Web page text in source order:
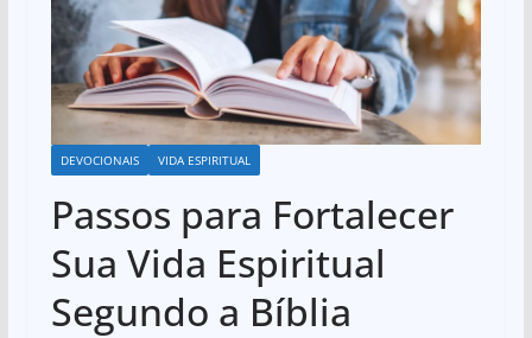
DEVOCIONAIS VIDA ESPIRITUAL
Passos para Fortalecer
Sua Vida Espiritual
Segundo a Bíblia